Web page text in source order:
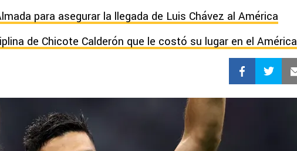
para asegurar la llegada de Luis Chávez al América
de Chicote Calderón que le costó su lugar en el América